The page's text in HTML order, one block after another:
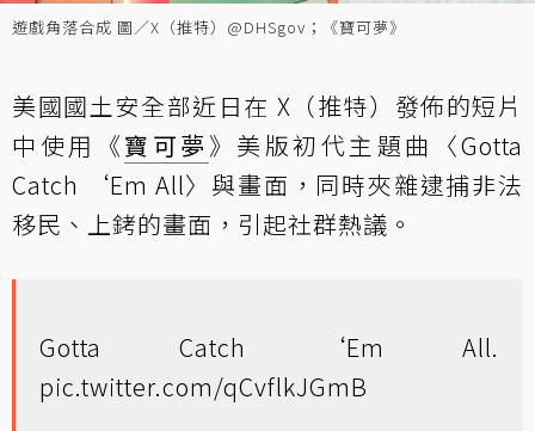
遊戲角落合成 圖／X（推特）@DHSgov；《寶可夢》
美國國土安全部近日在 X（推特）發佈的短片
中使用《寶可夢 》美版初代主題曲〈Gotta
Catch ‘Em All〉與畫面，同時夾雜逮捕非法
移民、上銬的畫面，引起社群熱議。
Gotta Catch ‘Em All.
pic.twitter.com/qCvflkJGmB